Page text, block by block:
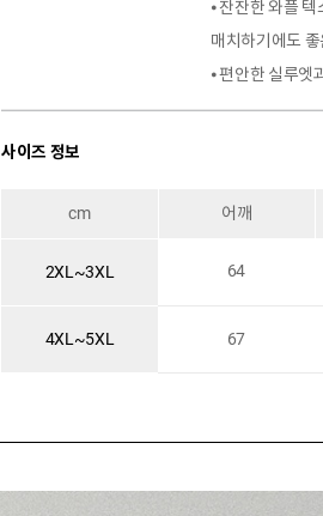
⦁ 잔잔한 와플
매치하기에도
⦁ 편안한 실루엣
사이즈 정보
cm 어깨
2XL~3XL 64
4XL~5XL 67